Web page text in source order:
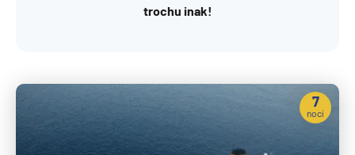
trochu inak!
7
nocí